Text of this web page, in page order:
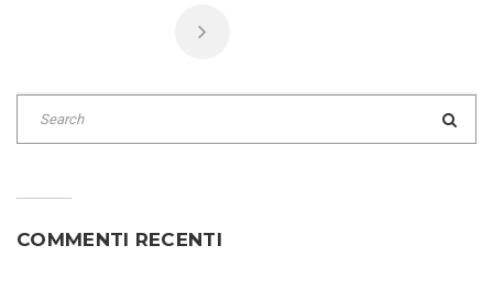
COMMENTI RECENTI